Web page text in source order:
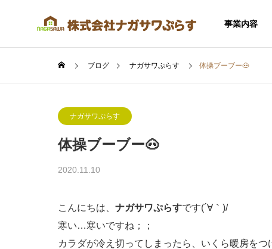
事業内容
事業内容
ブログ ナガサワぷらす 体操ブーブー🐽
ナガサワぷらす
体操ブーブー🐽
2020.11.10
こんにちは、 ナガサワぷらすです(´∀｀)/
寒い…寒いですね；；
カラダが冷え切ってしまったら、いくら暖房を